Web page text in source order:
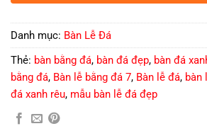
Danh mục: Bàn Lễ Đá
Thẻ: bàn bằng đá, bàn đá đẹp, bàn đá
bằng đá, Bàn lễ bằng đá 7, Bàn lễ đá, bàn
đá xanh rêu, mẫu bàn lễ đá đẹp